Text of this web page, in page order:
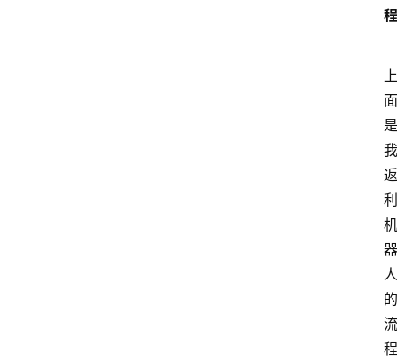
程
上
面
是
我
返
利
机
器
人
的
流
程